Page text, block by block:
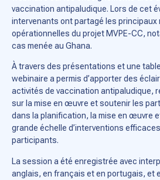
vaccination antipaludique. Lors de cet
intervenants ont partagé les
opérationnelles du projet MVPE-CC,
cas menée au Ghana.
À travers des présentations et une
webinaire a permis d’apporter des
activités de vaccination antipaludique,
sur la mise en œuvre et soutenir les
dans la planification, la mise en œuvre
grande échelle d’interventions
participants.
La session a été enregistrée avec
anglais, en français et en portugais, et